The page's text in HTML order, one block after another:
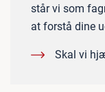
står vi som
at forstå dine
Skal vi